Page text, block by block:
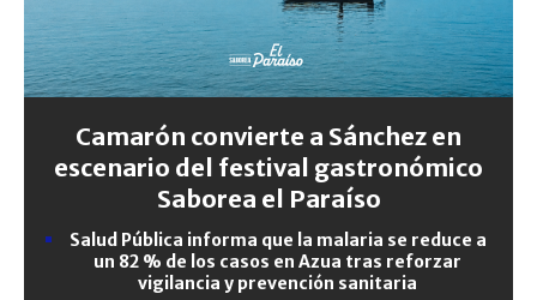
Camarón convierte a Sánchez en
escenario del festival gastronómico
Saborea el Paraíso
Salud Pública informa que la malaria se reduce a
un 82 % de los casos en Azua tras reforzar
vigilancia y prevención sanitaria